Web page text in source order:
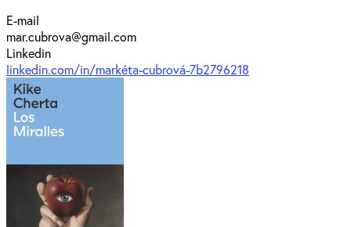
E-mail
mar.cubrova@gmail.com
Linkedin
linkedin.com/in/markéta-cubrová-7b2796218